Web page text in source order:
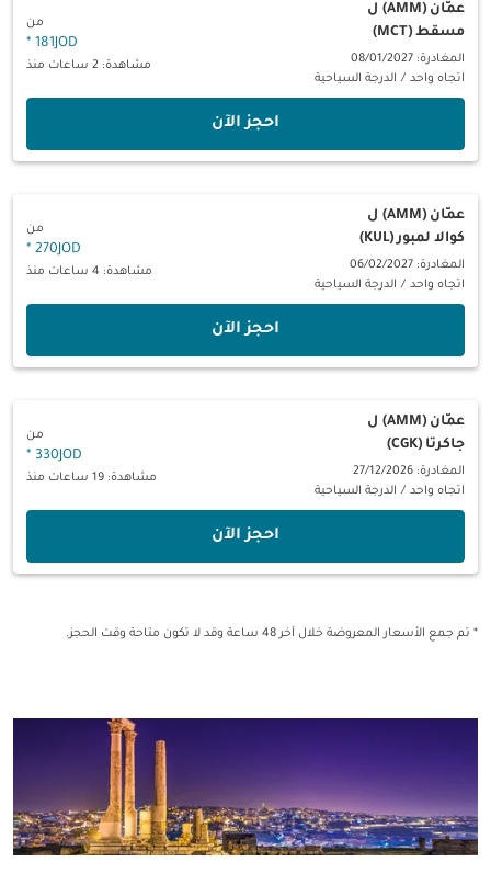
عمّان (AMM)
ل
مسقط (MCT)
المغادرة: 08/01/2027
اتجاه واحد / الدرجة السياحية
من
181JOD
*
مشاهدة: 2 ساعات منذ
‫احجز الآن‬
عمّان (AMM)
ل
كوالا لمبور (KUL)
المغادرة: 06/02/2027
اتجاه واحد / الدرجة السياحية
من
270JOD
*
مشاهدة: 4 ساعات منذ
‫احجز الآن‬
عمّان (AMM)
ل
جاكرتا (CGK)
المغادرة: 27/12/2026
اتجاه واحد / الدرجة السياحية
من
330JOD
*
مشاهدة: 19 ساعات منذ
‫احجز الآن‬
* تم جمع الأسعار المعروضة خلال آخر 48 ساعة وقد لا تكون متاحة وقت الحجز.